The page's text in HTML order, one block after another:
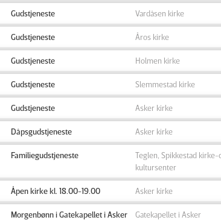
Gudstjeneste Vardåsen kirke
Gudstjeneste Åros kirke
Gudstjeneste Holmen kirke
Gudstjeneste Slemmestad kirke
Gudstjeneste Asker kirke
Dåpsgudstjeneste Asker kirke
Familiegudstjeneste
Teglen, Spikkestad kirke-
kultursenter
Åpen kirke kl. 18.00-19.00 Asker kirke
Morgenbønn i Gatekapellet i Asker
Gatekapellet i Asker